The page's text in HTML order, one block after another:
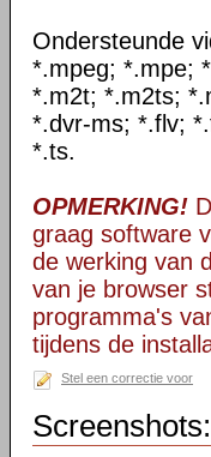
Ondersteunde
*.mpeg; *.mpe;
*.m2t; *.m2ts;
*.dvr-ms; *.flv;
*.ts.
OPMERKING!
graag software
de werking van
van je browser
programma's
tijdens de
Stel een correctie voor
Screenshots: